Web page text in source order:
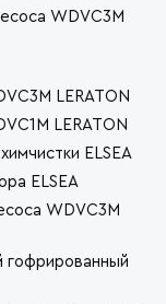
WDVC3M
LERATON
LERATON
ELSEA
ELSEA
WDVC3M
гофрированный